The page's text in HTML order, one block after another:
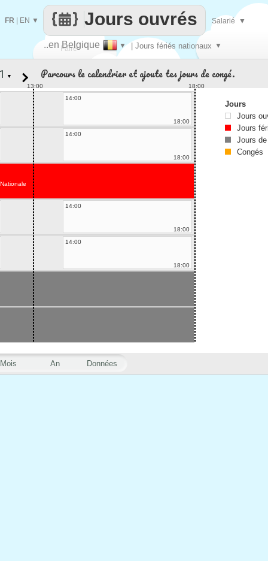
Faire
..en Belgique ▼ | Jours fériés nationaux ▼
Jours ouvrés
FR EN ▼ Salarié ▼
Mois An Données
▼ Parcours le calendrier et ajoute tes jours de congé.
13:00
18:00
14:00
18:00
14:00
18:00
14:00
18:00
14:00
18:00
Jours
Jours
Jours
Jours
Congés